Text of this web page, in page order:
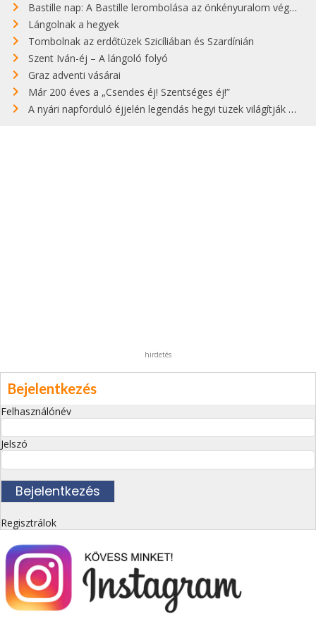
Bastille nap: A Bastille lerombolása az önkényuralom végét jelentette
Lángolnak a hegyek
Tombolnak az erdőtüzek Szicíliában és Szardínián
Szent Iván-éj – A lángoló folyó
Graz adventi vásárai
Már 200 éves a „Csendes éj! Szentséges éj!”
A nyári napforduló éjjelén legendás hegyi tüzek világítják meg Zugspitzét
hirdetés
Bejelentkezés
Felhasználónév
Jelszó
Regisztrálok